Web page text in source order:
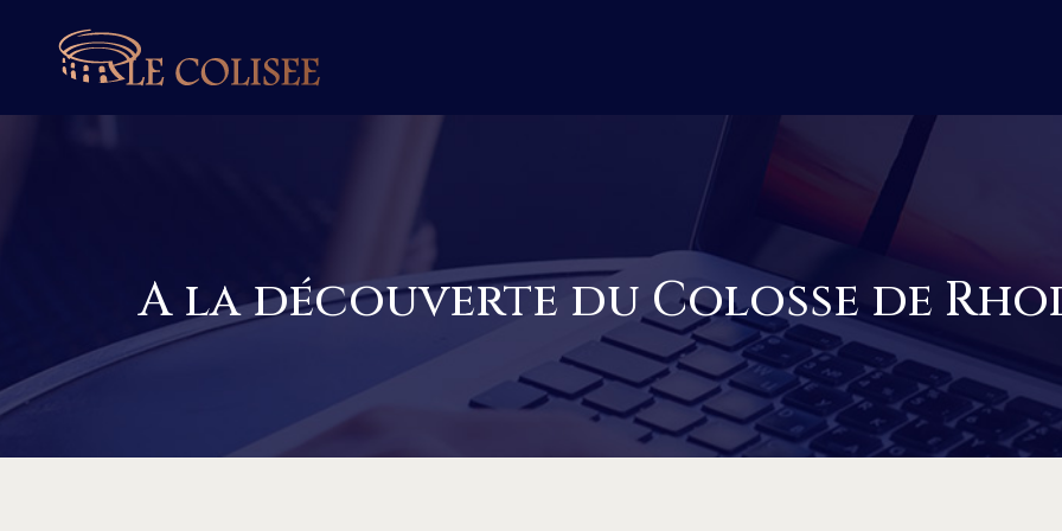
A la découverte du Colosse de